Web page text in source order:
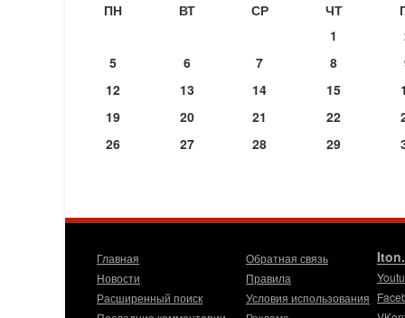
ПН
ВТ СР ЧТ
1
5
6 7 8
12
13 14 15
19
20 21 22
26
27 28 29
Главная
Новости
Расширенный поиск
Обратная связь
Правила
Условия использования